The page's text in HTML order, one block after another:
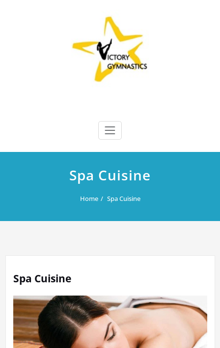
Victory Gymnastics
Spa Cuisine
Home Spa Cuisine
Spa Cuisine